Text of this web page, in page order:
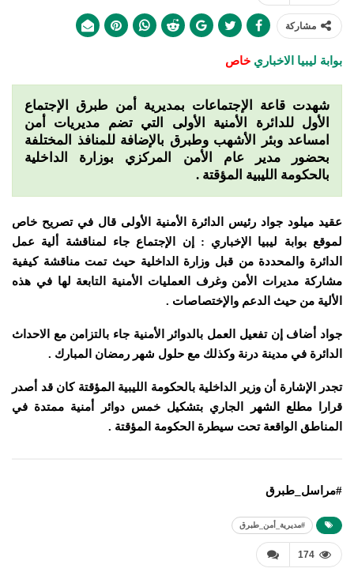
مشاركة
بوابة ليبيا الاخباري خاص
شهدت قاعة الإجتماعات بمديرية أمن طبرق الإجتماع
الأول للدائرة الأمنية الأولى التي تضم مديريات أمن
امساعد وبئر الأشهب وطبرق بالإضافة للمنافذ المختلفة
بحضور مدير عام الأمن المركزي بوزارة الداخلية
بالحكومة الليبية المؤقتة .
عقيد ميلود جواد رئيس الدائرة الأمنية الأولى قال في تصريح خاص
لموقع بوابة ليبيا الإخباري : إن الإجتماع جاء لمناقشة ألية عمل
الدائرة والمحددة من قبل وزارة الداخلية حيث تمت مناقشة كيفية
مشاركة مديرات الأمن وغرف العمليات الأمنية التابعة لها في هذه
الألية من حيث الدعم والإختصاصات .
جواد أضاف إن تفعيل العمل بالدوائر الأمنية جاء بالتزامن مع الاحداث
الدائرة في مدينة درنة وكذلك مع حلول شهر رمضان المبارك .
تجدر الإشارة أن وزير الداخلية بالحكومة الليبية المؤقتة كان قد أصدر
قرارا مطلع الشهر الجاري بتشكيل خمس دوائر أمنية ممتدة في
المناطق الواقعة تحت سيطرة الحكومة المؤقتة .
#مراسل_طبرق
#مديرية_أمن_طبرق
174